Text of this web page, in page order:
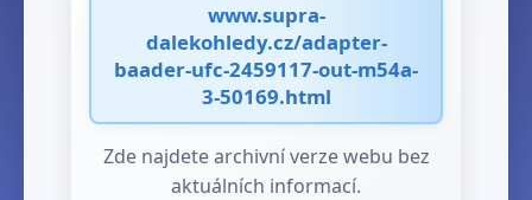
www.supra-
dalekohledy.cz/adapter-
baader-ufc-2459117-out-m54a-
3-50169.html
Zde najdete archivní verze webu bez
aktuálních informací.